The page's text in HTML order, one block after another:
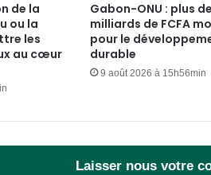
de la
ou la
les
au cœur
Gabon-ONU : plus
milliards de FCFA
pour le
durable
9 août 2026 à 15h56min
Laisser nous votre